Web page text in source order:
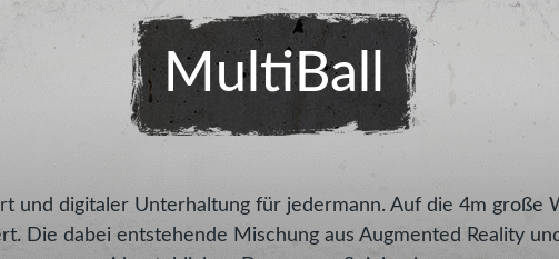
MultiBall
und digitaler Unterhaltung für jedermann. Auf die 4m große
Die dabei entstehende Mischung aus Augmented Reality